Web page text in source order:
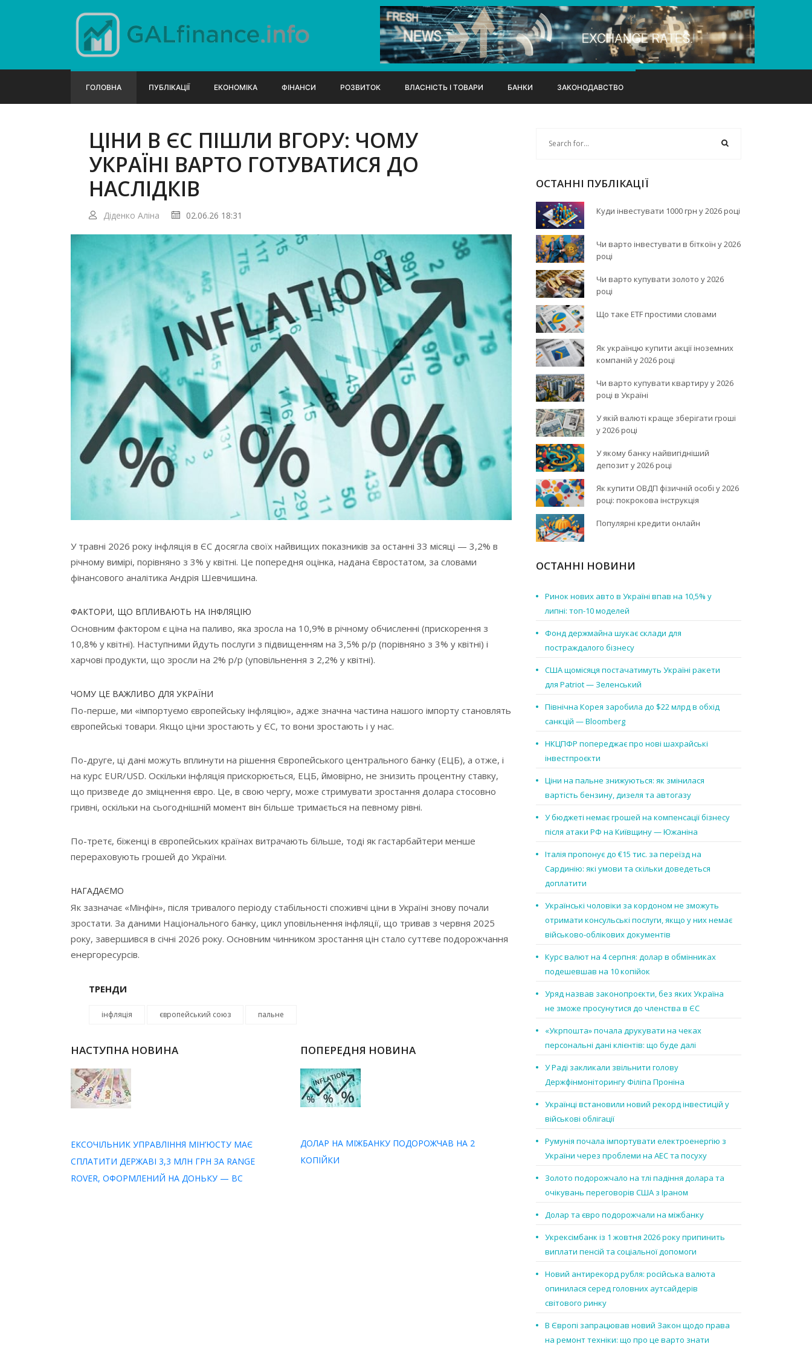
ГОЛОВНА ПУБЛІКАЦІЇ ЕКОНОМІКА ФІНАНСИ РОЗВИТОК ВЛАСНІСТЬ І ТОВАРИ БАНКИ ЗАКОНОДАВСТВО
ЦІНИ В ЄС ПІШЛИ ВГОРУ: ЧОМУ
УКРАЇНІ ВАРТО ГОТУВАТИСЯ ДО
НАСЛІДКІВ
Діденко Аліна 02.06.26 18:31
У травні 2026 року інфляція в ЄС досягла своїх найвищих показників за останні 33 місяці — 3,2% в
річному вимірі, порівняно з 3% у квітні. Це попередня оцінка, надана Євростатом, за словами
фінансового аналітика Андрія Шевчишина.
ФАКТОРИ, ЩО ВПЛИВАЮТЬ НА ІНФЛЯЦІЮ
Основним фактором є ціна на паливо, яка зросла на 10,9% в річному обчисленні (прискорення з
10,8% у квітні). Наступними йдуть послуги з підвищенням на 3,5% р/р (порівняно з 3% у квітні) і
харчові продукти, що зросли на 2% р/р (уповільнення з 2,2% у квітні).
ЧОМУ ЦЕ ВАЖЛИВО ДЛЯ УКРАЇНИ
По-перше, ми «імпортуємо європейську інфляцію», адже значна частина нашого імпорту становлять
європейські товари. Якщо ціни зростають у ЄС, то вони зростають і у нас.
По-друге, ці дані можуть вплинути на рішення Європейського центрального банку (ЕЦБ), а отже, і
на курс EUR/USD. Оскільки інфляція прискорюється, ЕЦБ, ймовірно, не знизить процентну ставку,
що призведе до зміцнення євро. Це, в свою чергу, може стримувати зростання долара стосовно
гривні, оскільки на сьогоднішній момент він більше тримається на певному рівні.
По-третє, біженці в європейських країнах витрачають більше, тоді як гастарбайтери менше
перераховують грошей до України.
НАГАДАЄМО
Як зазначає «Мінфін», після тривалого періоду стабільності споживчі ціни в Україні знову почали
зростати. За даними Національного банку, цикл уповільнення інфляції, що тривав з червня 2025
року, завершився в січні 2026 року. Основним чинником зростання цін стало суттєве подорожчання
енергоресурсів.
ТРЕНДИ
інфляція європейський союз пальне
НАСТУПНА НОВИНА
ЕКСОЧІЛЬНИК УПРАВЛІННЯ МІН’ЮСТУ МАЄ
СПЛАТИТИ ДЕРЖАВІ 3,3 МЛН ГРН ЗА RANGE
ROVER, ОФОРМЛЕНИЙ НА ДОНЬКУ — ВС
ПОПЕРЕДНЯ НОВИНА
ДОЛАР НА МІЖБАНКУ ПОДОРОЖЧАВ НА 2
КОПІЙКИ
ОСТАННІ ПУБЛІКАЦІЇ
Куди інвестувати 1000 грн у 2026 році
Чи варто інвестувати в біткоїн у 2026
році
Чи варто купувати золото у 2026
році
Що таке ETF простими словами
Як українцю купити акції іноземних
компаній у 2026 році
Чи варто купувати квартиру у 2026
році в Україні
У якій валюті краще зберігати гроші
у 2026 році
У якому банку найвигідніший
депозит у 2026 році
Як купити ОВДП фізичній особі у 2026
році: покрокова інструкція
Популярні кредити онлайн
ОСТАННІ НОВИНИ
Ринок нових авто в Україні впав на 10,5% у
липні: топ-10 моделей
Фонд держмайна шукає склади для
постраждалого бізнесу
США щомісяця постачатимуть Україні ракети
для Patriot — Зеленський
Північна Корея заробила до $22 млрд в обхід
санкцій — Bloomberg
НКЦПФР попереджає про нові шахрайські
інвестпроєкти
Ціни на пальне знижуються: як змінилася
вартість бензину, дизеля та автогазу
У бюджеті немає грошей на компенсації бізнесу
після атаки РФ на Київщину — Южаніна
Італія пропонує до €15 тис. за переїзд на
Сардинію: які умови та скільки доведеться
доплатити
Українські чоловіки за кордоном не зможуть
отримати консульські послуги, якщо у них немає
військово-облікових документів
Курс валют на 4 серпня: долар в обмінниках
подешевшав на 10 копійок
Уряд назвав законопроєкти, без яких Україна
не зможе просунутися до членства в ЄС
«Укрпошта» почала друкувати на чеках
персональні дані клієнтів: що буде далі
У Раді закликали звільнити голову
Держфінмоніторингу Філіпа Проніна
Українці встановили новий рекорд інвестицій у
військові облігації
Румунія почала імпортувати електроенергію з
України через проблеми на АЕС та посуху
Золото подорожчало на тлі падіння долара та
очікувань переговорів США з Іраном
Долар та євро подорожчали на міжбанку
Укрексімбанк із 1 жовтня 2026 року припинить
виплати пенсій та соціальної допомоги
Новий антирекорд рубля: російська валюта
опинилася серед головних аутсайдерів
світового ринку
В Європі запрацював новий Закон щодо права
на ремонт техніки: що про це варто знати